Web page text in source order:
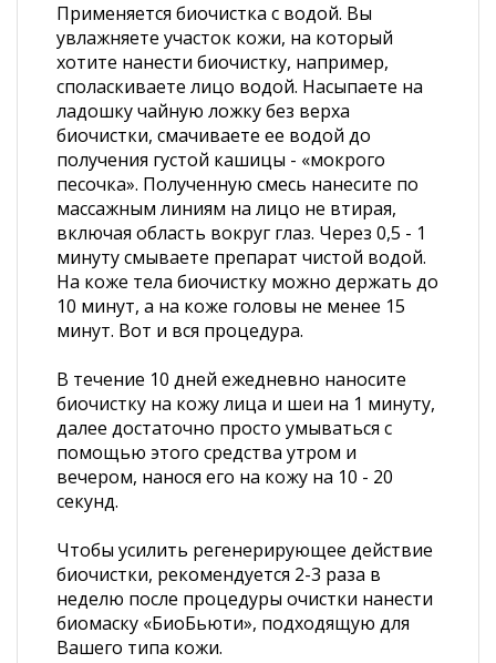
Применяется биочистка с водой. Вы
увлажняете участок кожи, на который
хотите нанести биочистку, например,
споласкиваете лицо водой. Насыпаете на
ладошку чайную ложку без верха
биочистки, смачиваете ее водой до
получения густой кашицы - «мокрого
песочка». Полученную смесь нанесите по
массажным линиям на лицо не втирая,
включая область вокруг глаз. Через 0,5 - 1
минуту смываете препарат чистой водой.
На коже тела биочистку можно держать до
10 минут, а на коже головы не менее 15
минут. Вот и вся процедура.
В течение 10 дней ежедневно наносите
биочистку на кожу лица и шеи на 1 минуту,
далее достаточно просто умываться с
помощью этого средства утром и
вечером, нанося его на кожу на 10 - 20
секунд.
Чтобы усилить регенерирующее действие
биочистки, рекомендуется 2-3 раза в
неделю после процедуры очистки нанести
биомаску «БиоБьюти», подходящую для
Вашего типа кожи.